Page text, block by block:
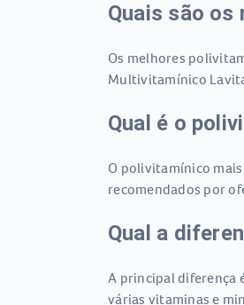
Quais são
Os melhores
Multivitamínico
Qual é o
O polivitamínico
recomendados por
Qual a
A principal diferença
várias vitaminas e